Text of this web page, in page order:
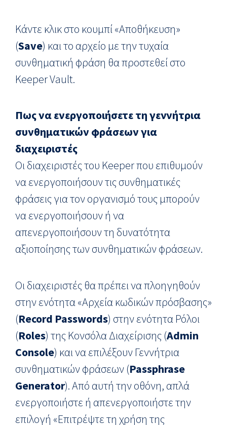
Κάντε κλικ στο κουμπί «Αποθήκευση»
(Save) και το αρχείο με την τυχαία
συνθηματική φράση θα προστεθεί στο
Keeper Vault.
Πως να ενεργοποιήσετε τη γεννήτρια
συνθηματικών φράσεων για
διαχειριστές
Οι διαχειριστές του Keeper που επιθυμούν
να ενεργοποιήσουν τις συνθηματικές
φράσεις για τον οργανισμό τους μπορούν
να ενεργοποιήσουν ή να
απενεργοποιήσουν τη δυνατότητα
αξιοποίησης των συνθηματικών φράσεων.
Οι διαχειριστές θα πρέπει να πλοηγηθούν
στην ενότητα «Αρχεία κωδικών πρόσβασης»
(Record Passwords) στην ενότητα Ρόλοι
(Roles) της Κονσόλα Διαχείρισης (Admin
Console) και να επιλέξουν Γεννήτρια
συνθηματικών φράσεων (Passphrase
Generator). Από αυτή την οθόνη, απλά
ενεργοποιήστε ή απενεργοποιήστε την
επιλογή «Επιτρέψτε τη χρήση της